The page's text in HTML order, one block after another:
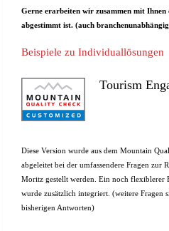
Gerne erarbeiten wir zusammen mit
abgestimmt ist. (auch
Beispiele zu Individuallösungen
Tourism
Diese Version wurde aus dem Mountain
abgeleitet bei der umfassendere Fragen zur
Moritz gestellt werden. Ein noch flexiblerer
wurde zusätzlich integriert. (weitere Fragen
bisherigen Antworten)